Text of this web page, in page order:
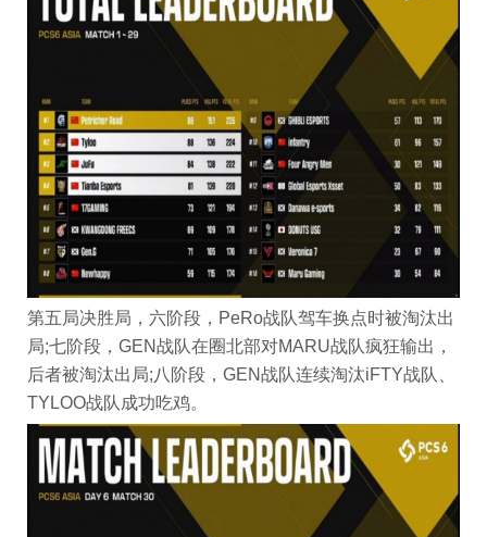
第五局决胜局，六阶段，PeRo战队驾车换点时被淘汰出
局;七阶段，GEN战队在圈北部对MARU战队疯狂输出，
后者被淘汰出局;八阶段，GEN战队连续淘汰iFTY战队、
TYLOO战队成功吃鸡。